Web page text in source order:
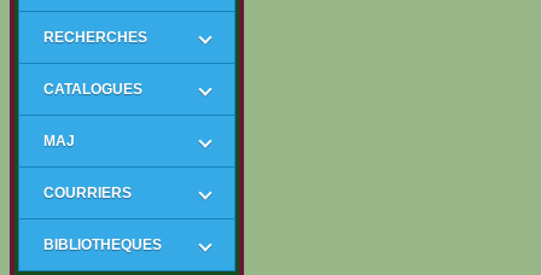
RECHERCHES
CATALOGUES
MAJ
COURRIERS
BIBLIOTHEQUES